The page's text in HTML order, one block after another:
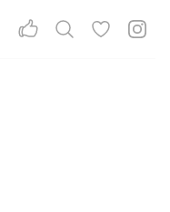
Vos avis
Rechercher
Coups de